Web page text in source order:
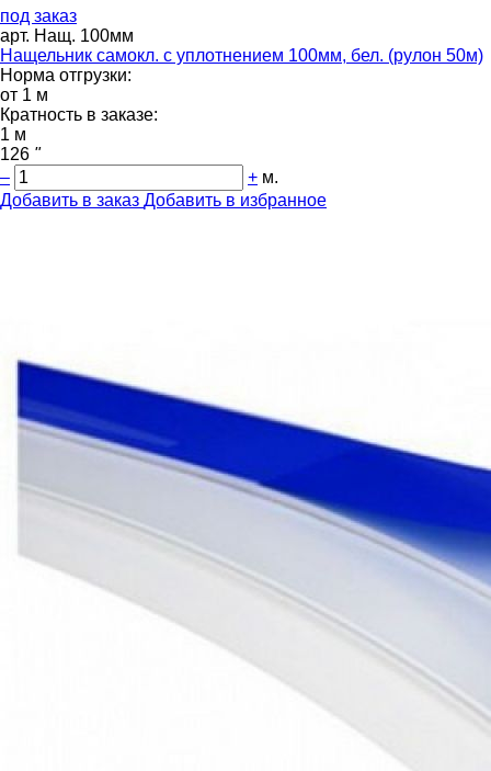
под заказ
арт. Нащ. 100мм
Нащельник самокл. с уплотнением 100мм, бел. (рулон 50м)
Норма отгрузки:
от 1 м
Кратность в заказе:
1 м
126 "
–
+ м.
Добавить в заказ Добавить в избранное